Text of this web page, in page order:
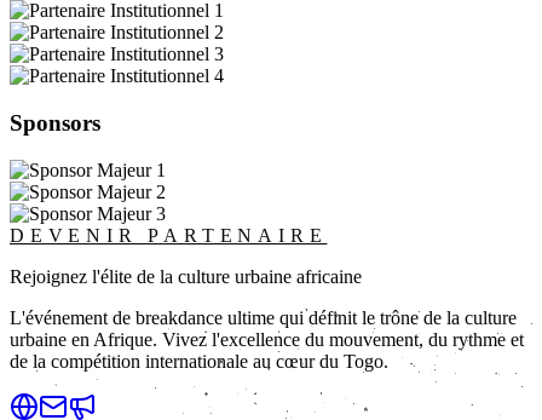
Sponsors
DEVENIR PARTENAIRE
Rejoignez l'élite de la culture urbaine africaine
L'événement de breakdance ultime qui définit le trône de la culture
urbaine en Afrique. Vivez l'excellence du mouvement, du rythme et
de la compétition internationale au cœur du Togo.